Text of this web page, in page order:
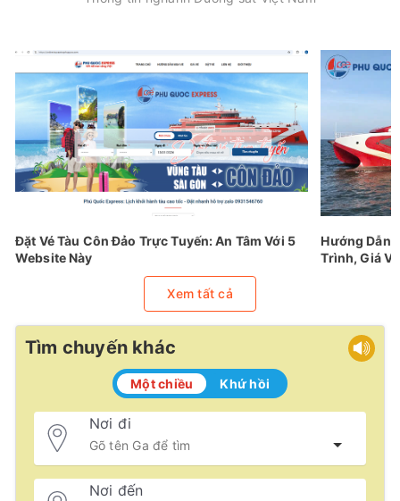
Đặt Vé Tàu Côn Đảo Trực Tuyến: An Tâm Với 5
Website Này
Hướng Dẫn
Trình, Giá Vé
Xem tất cả
Tìm chuyến khác
Một chiều Khứ hồi
Nơi đi
Nơi đến